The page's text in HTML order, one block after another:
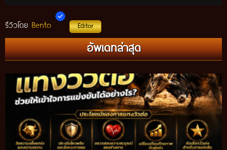
รีวิวโดย Bento Editor
อัพเดทล่าสุด
แทงวัวรอง คืออะไร? วิธีศึกษาวัวรอง พร้อมเทคนิควิเคราะห์ข้อมูล
ก่อนติดตามการแข่งขัน ปี 2026